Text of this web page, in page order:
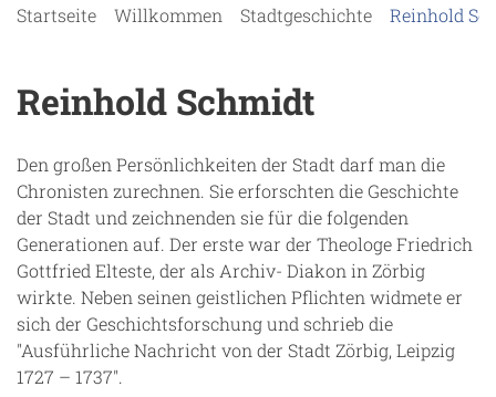
Startseite Willkommen Stadtgeschichte Reinhold
Reinhold Schmidt
Den großen Persönlichkeiten der Stadt darf man die
Chronisten zurechnen. Sie erforschten die Geschichte
der Stadt und zeichnenden sie für die folgenden
Generationen auf. Der erste war der Theologe Friedrich
Gottfried Elteste, der als Archiv- Diakon in Zörbig
wirkte. Neben seinen geistlichen Pflichten widmete er
sich der Geschichtsforschung und schrieb die
"Ausführliche Nachricht von der Stadt Zörbig, Leipzig
1727 – 1737".